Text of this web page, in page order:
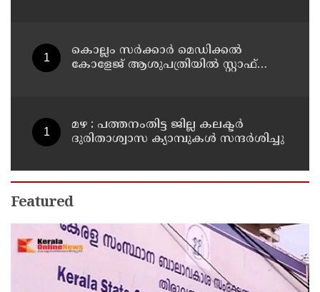
കൊല്ലം സർക്കാർ മെഡിക്കൽ
കോളേജ് ആശുപത്രിയിൽ സ്റ്റാഫ്
മഴ : പത്തനംതിട്ട ജില്ല കലക്ടർ
ദുരിതാശ്വാസ ക്യാമ്പുകൾ സന്ദർശിച്ചു
Featured